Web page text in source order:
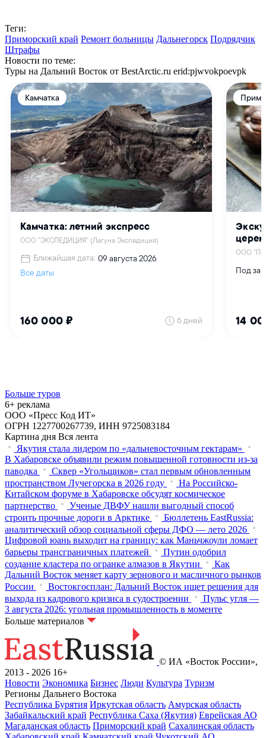
Теги:
Приморский край Ремонт больницы Дальнегорск Подрядчик
Штрафы
Новости по теме:
Туры на Дальний Восток от BestArctic.ru erid:pjwvokpoevpk
Больше туров
6+ реклама
ООО «Пресс Код ИТ»
ОГРН 1227700267739, ИНН 9725083184
Картина дня Вся лента
Якутия стала лидером по «дальневосточным гектарам»
В Хабаровске объявили режим повышенной готовности из‑за
паводка
Сквер «Угольщиков» стал первым обновленным
пространством Лучегорска в 2026 году
На Российско-
Китайском форуме в Хабаровске обсудят космическое
партнерство
Ученые ДВФУ нашли выгодный способ
строить прочные дороги в Арктике
Бюллетень EastRussia:
аналитический обзор социальной сферы ДФО — лето 2026
Цифровой юань выходит на границу: как Маньчжоули ломает
барьеры трансграничных платежей
Путин одобрил
создание кластера по огранке алмазов в Якутии
Как
Дальний Восток меняет карту зернового и масличного рынков
России
Востокгосплан: Дальний Восток ищет решения для
выхода из кадрового кризиса в судостроении
Пульс угля —
3 августа 2026: угольная промышленность в моменте
Больше материалов
© ИА «Восток России»,
2013 - 2026 16+
Новости Экономика Бизнес Люди Культура Туризм
Регионы Дальнего Востока
Республика Бурятия Иркутская область Амурская область
Забайкальский край Республика Саха (Якутия) Еврейская АО
Магаданская область Приморский край Сахалинская область